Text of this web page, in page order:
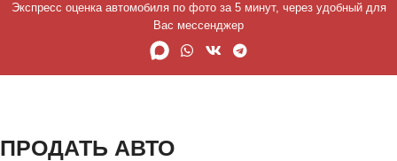
Экспресс оценка автомобиля по фото за 5 минут, через удобный для
Вас мессенджер
ПРОДАТЬ АВТО